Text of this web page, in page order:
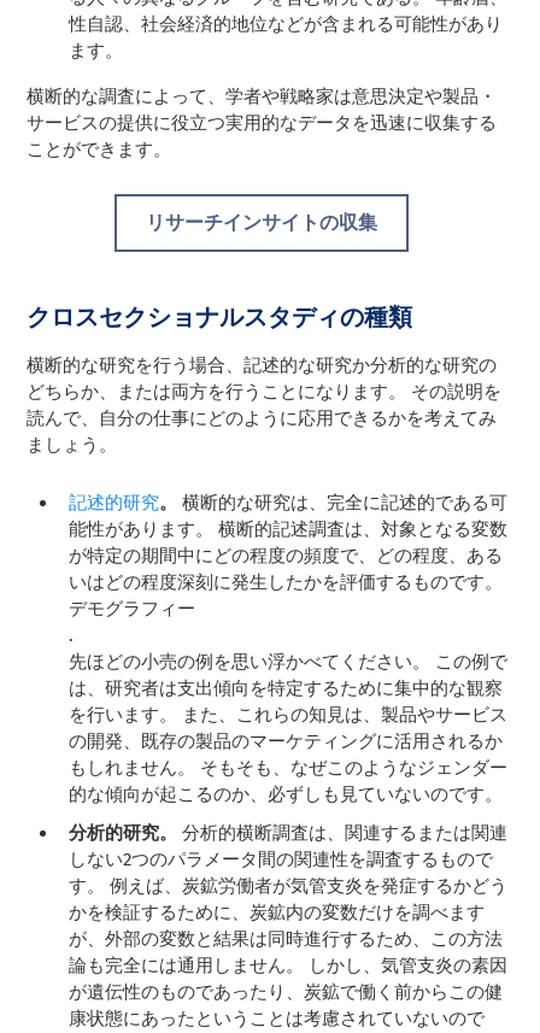
性自認、社会経済的地位などが含まれる可能性があり
ます。
横断的な調査によって、学者や戦略家は意思決定や製品・
サービスの提供に役立つ実用的なデータを迅速に収集する
ことができます。
リサーチインサイトの収集
クロスセクショナルスタディの種類
横断的な研究を行う場合、記述的な研究か分析的な研究の
どちらか、または両方を行うことになります。 その説明を
読んで、自分の仕事にどのように応用できるかを考えてみ
ましょう。
記述的研究。横断的な研究は、完全に記述的である可
能性があります。 横断的記述調査は、対象となる変数
が特定の期間中にどの程度の頻度で、どの程度、ある
いはどの程度深刻に発生したかを評価するものです。
デモグラフィー
.
先ほどの小売の例を思い浮かべてください。 この例で
は、研究者は支出傾向を特定するために集中的な観察
を行います。 また、これらの知見は、製品やサービス
の開発、既存の製品のマーケティングに活用されるか
もしれません。 そもそも、なぜこのようなジェンダー
的な傾向が起こるのか、必ずしも見ていないのです。
分析的研究。分析的横断調査は、関連するまたは関連
しない2つのパラメータ間の関連性を調査するもので
す。 例えば、炭鉱労働者が気管支炎を発症するかどう
かを検証するために、炭鉱内の変数だけを調べます
が、外部の変数と結果は同時進行するため、この方法
論も完全には通用しません。 しかし、気管支炎の素因
が遺伝性のものであったり、炭鉱で働く前からこの健
康状態にあったということは考慮されていないので